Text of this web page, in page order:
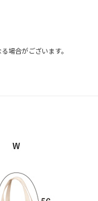
場合がございます。